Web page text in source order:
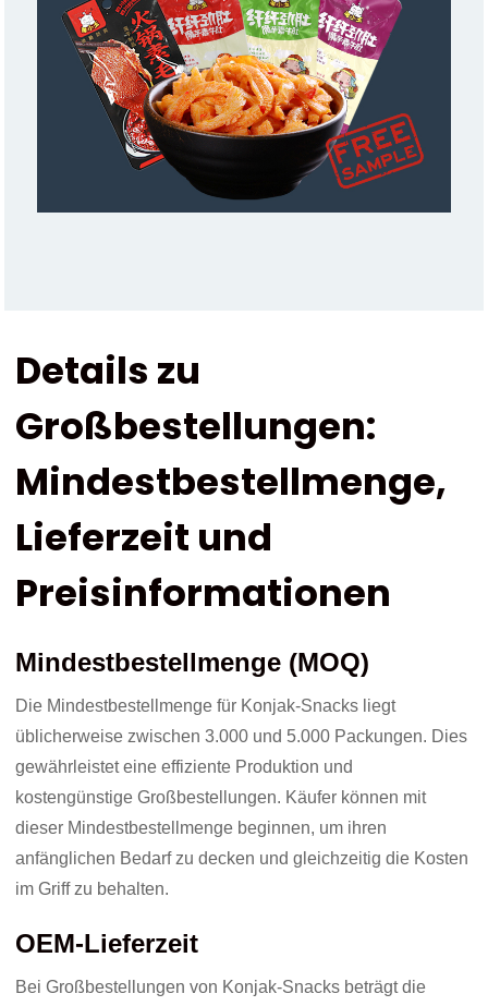
Details zu
Großbestellungen:
Mindestbestellmenge,
Lieferzeit und
Preisinformationen
Mindestbestellmenge (MOQ)
Die Mindestbestellmenge für Konjak-Snacks liegt
üblicherweise zwischen 3.000 und 5.000 Packungen. Dies
gewährleistet eine effiziente Produktion und
kostengünstige Großbestellungen. Käufer können mit
dieser Mindestbestellmenge beginnen, um ihren
anfänglichen Bedarf zu decken und gleichzeitig die Kosten
im Griff zu behalten.
OEM-Lieferzeit
Bei Großbestellungen von Konjak-Snacks beträgt die